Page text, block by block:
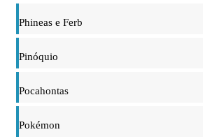
Phineas e Ferb
Pinóquio
Pocahontas
Pokémon